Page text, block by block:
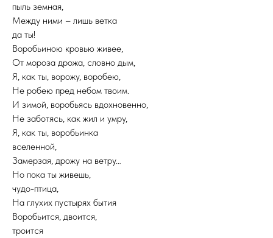
пыль земная,
Между ними – лишь ветка
да ты!
Воробьиною кровью живее,
От мороза дрожа, словно дым,
Я, как ты, ворожу, воробею,
Не робею пред небом твоим.
И зимой, воробьясь вдохновенно,
Не заботясь, как жил и умру,
Я, как ты, воробьинка
вселенной,
Замерзая, дрожу на ветру…
Но пока ты живешь,
чудо-птица,
На глухих пустырях бытия
Воробьится, двоится,
троится